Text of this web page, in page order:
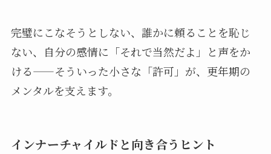
完璧にこなそうとしない、誰かに頼ることを恥じ
ない、自分の感情に「それで当然だよ」と声をか
ける——そういった小さな「許可」が、更年期の
メンタルを支えます。
インナーチャイルドと向き合うヒント